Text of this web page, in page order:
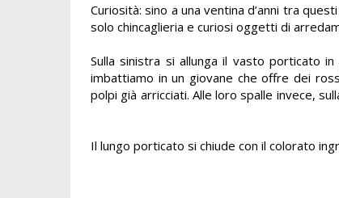
Curiosità: sino a una ventina d’anni tra
solo chincaglieria e curiosi oggetti di
Sulla sinistra si allunga il vasto porticato
imbattiamo in un giovane che offre dei
polpi già arricciati. Alle loro spalle invece,
Il lungo porticato si chiude con il colorato